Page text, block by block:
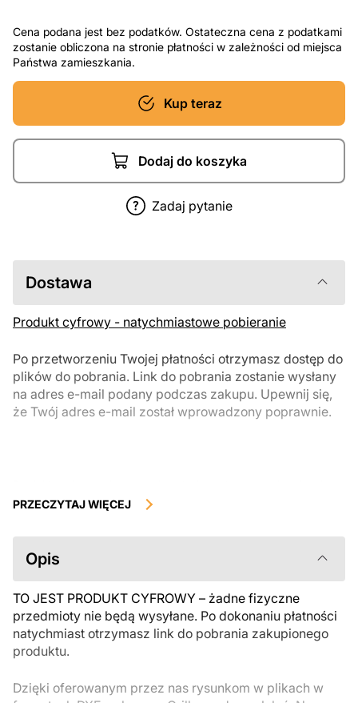
Cena podana jest bez podatków. Ostateczna cena z podatkami
zostanie obliczona na stronie płatności w zależności od miejsca
Państwa zamieszkania.
Kup teraz
Dodaj do koszyka
Zadaj pytanie
Dostawa
Produkt cyfrowy - natychmiastowe pobieranie
Po przetworzeniu Twojej płatności otrzymasz dostęp do
plików do pobrania. Link do pobrania zostanie wysłany
na adres e-mail podany podczas zakupu. Upewnij się,
że Twój adres e-mail został wprowadzony poprawnie.
podlegają zwrotowi ani wymianie po ich pobraniu. Zalecamy
przed zakupem. Jeśli masz jakiekolwiek problemy z zamówieniem,
skontaktuj się bezpośrednio ze sprzedawcą.
PRZECZYTAJ WIĘCEJ
Opis
TO JEST PRODUKT CYFROWY – żadne fizyczne
przedmioty nie będą wysyłane. Po dokonaniu płatności
natychmiast otrzymasz link do pobrania zakupionego
produktu.
Dzięki oferowanym przez nas rysunkom w plikach w